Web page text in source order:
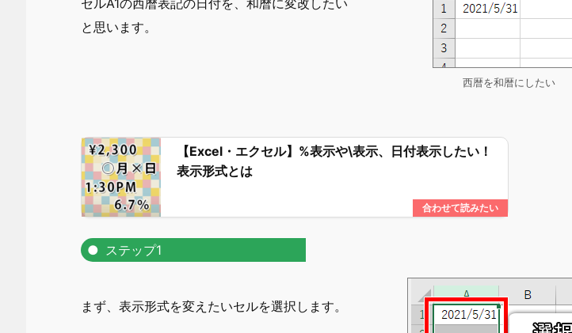
セルA1の西暦表記の日付を、和暦に変改したい
と思います。
西暦を和暦にしたい
【Excel・エクセル】%表示や\表示、日付表示したい！
表示形式とは
ステップ1
まず、表示形式を変えたいセルを選択します。